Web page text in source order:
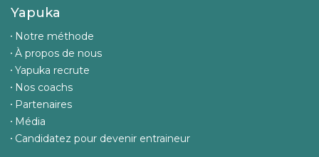
Yapuka
Notre méthode
À propos de nous
Yapuka recrute
Nos coachs
Partenaires
Média
Candidatez pour devenir entraineur